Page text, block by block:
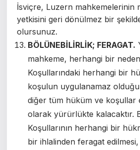
İsviçre, Luzern mahkemelerinin
yetkisini geri dönülmez bir
olursunuz.
BÖLÜNEBİLİRLİK; FERAGAT.
mahkeme, herhangi bir
Koşullarındaki herhangi bir
koşulun uygulanamaz
diğer tüm hüküm ve koşullar
olarak yürürlükte kalacaktır.
Koşullarının herhangi bir
bir ihlalinden feragat